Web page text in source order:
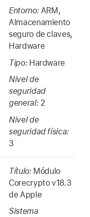
Entorno: ARM,
Almacenamiento
seguro de claves,
Hardware
Tipo: Hardware
Nivel de
seguridad
general: 2
Nivel de
seguridad física:
3
Título: Módulo
Corecrypto v18.3
de Apple
Sistema